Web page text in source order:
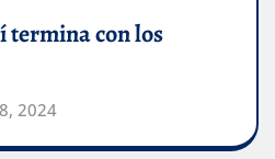
termina con los
2024